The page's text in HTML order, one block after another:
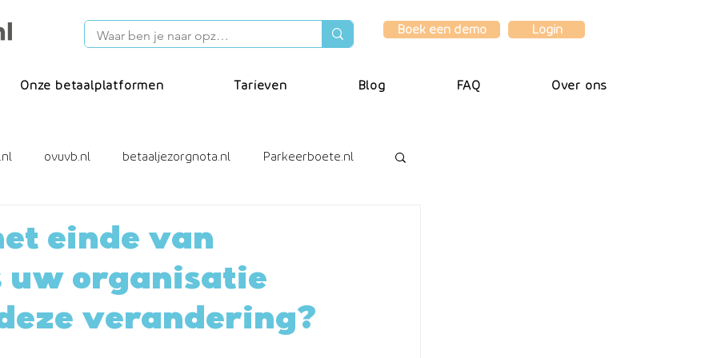
Boek een demo Login
Onze betaalplatformen Tarieven Blog FAQ Over ons
ovuvb.nl betaaljezorgnota.nl Parkeerboete.nl
einde van
uw organisatie
verandering?